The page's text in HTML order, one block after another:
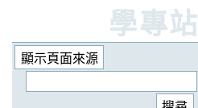
學專站